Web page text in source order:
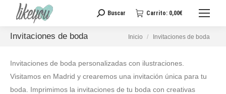
Buscar:
Buscar Carrito: 0,00€
Invitaciones de boda Estás aquí:
Inicio Invitaciones de boda
Invitaciones de boda personalizadas con ilustraciones.
Visitamos en Madrid y crearemos una invitación única para tu
boda. Imprimimos la invitaciones de tu boda con creativas